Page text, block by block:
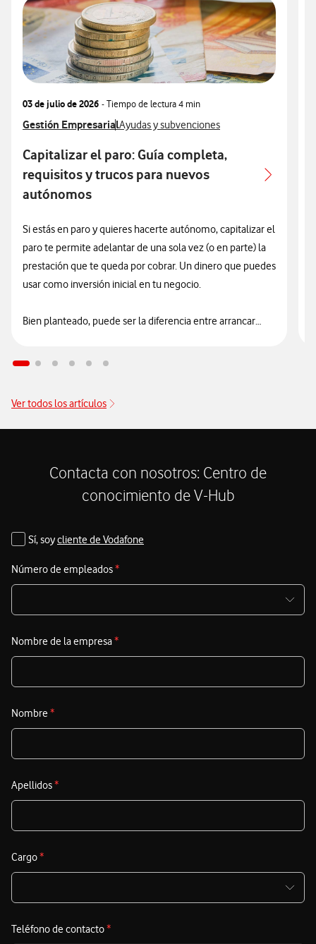
03 de julio de 2026 - Tiempo de lectura4 min
Ver más articulos relacionados con
Gestión EmpresarialVer más artículos con
Ayudas y subvenciones
Capitalizar el paro: Guía completa,
requisitos y trucos para nuevos
autónomos
Si estás en paro y quieres hacerte autónomo, capitalizar el
paro te permite adelantar de una sola vez (o en parte) la
prestación que te queda por cobrar. Un dinero que puedes
usar como inversión inicial en tu negocio.
Bien planteado, puede ser la diferencia entre arrancar
Ver todos los artículos
Contacta con nosotros: Centro de
conocimiento de V-Hub
Sí, soycliente de Vodafone
Número de empleados*
Nombre de la empresa*
Nombre *
Apellidos*
Cargo*
Teléfono de contacto*